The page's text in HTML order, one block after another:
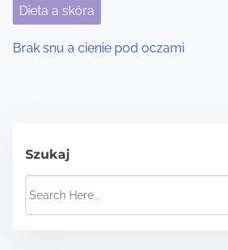
Dieta a skóra
Brak snu a cienie pod oczami
Szukaj